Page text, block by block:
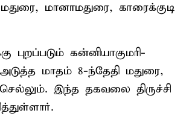
மானாமதுரை, காரைக்குடி
புறப்படும் கன்னியாகுமரி-
மாதம் 8-ந்தேதி மதுரை,
செல்லும். இந்த தகவலை திருச்சி